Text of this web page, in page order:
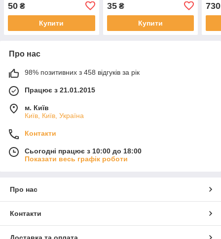
50 ₴
Купити
35₴
Купити
730
Про нас
98% позитивних з 458 відгуків за рік
Працює з 21.01.2015
м. Київ
Київ, Київ, Україна
Контакти
Сьогодні працює з 10:00 до 18:00
Показати весь графік роботи
Про нас
Контакти